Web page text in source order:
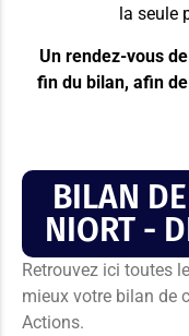
la seule
Un rendez-vous
fin du bilan, afin
BILAN
NIORT -
Retrouvez ici toutes
mieux votre bilan de
Actions.